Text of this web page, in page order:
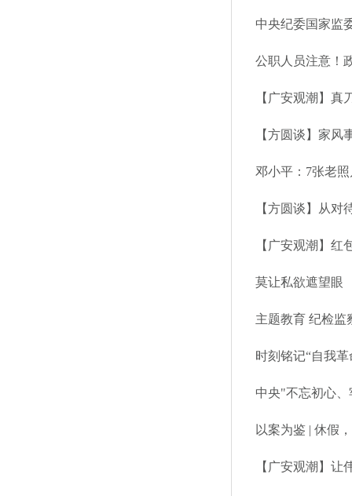
中央纪委国家监
公职人员注意！
【广安观潮】真
【方圆谈】家风
邓小平：7张老
【方圆谈】从对
【广安观潮】红
莫让私欲遮望眼
主题教育 纪检监
时刻铭记“自我革
以案为鉴 | 休假
【广安观潮】让